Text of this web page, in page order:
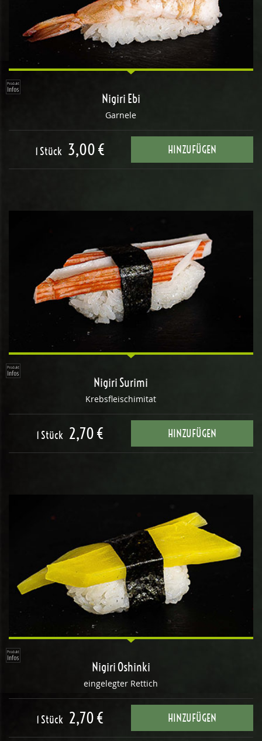
Nigiri Ebi
Garnele
1 Stück 3,00 € HINZUFÜGEN
Nigiri Surimi
Krebsfleischimitat
1 Stück 2,70 € HINZUFÜGEN
Nigiri Oshinki
eingelegter Rettich
1 Stück 2,70 € HINZUFÜGEN